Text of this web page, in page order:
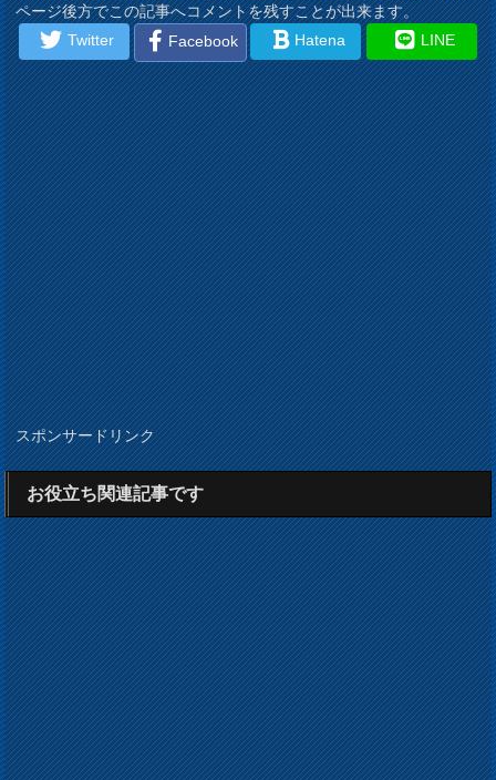
ページ後方でこの記事へコメントを残すことが出来ます。
Twitter
Facebook Hatena LINE
スポンサードリンク
お役立ち関連記事です